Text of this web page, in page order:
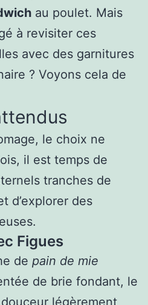
au poulet. Mais
à revisiter ces
avec des garnitures
? Voyons cela de
le choix ne
il est temps de
tranches de
d’explorer des
Figues
de pain de mie
de brie fondant, le
légèrement